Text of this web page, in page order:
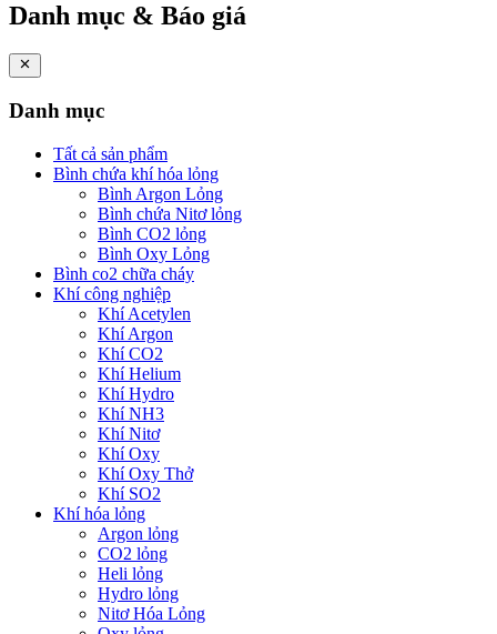
Danh mục & Báo giá
Danh mục
Tất cả sản phẩm
Bình chứa khí hóa lỏng
Bình Argon Lỏng
Bình chứa Nitơ lỏng
Bình CO2 lỏng
Bình Oxy Lỏng
Bình co2 chữa cháy
Khí công nghiệp
Khí Acetylen
Khí Argon
Khí CO2
Khí Helium
Khí Hydro
Khí NH3
Khí Nitơ
Khí Oxy
Khí Oxy Thở
Khí SO2
Khí hóa lỏng
Argon lỏng
CO2 lỏng
Heli lỏng
Hydro lỏng
Nitơ Hóa Lỏng